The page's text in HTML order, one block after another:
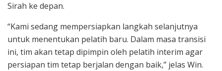
Sirah ke depan.
“Kami sedang mempersiapkan langkah selanjutnya
untuk menentukan pelatih baru. Dalam masa transisi
ini, tim akan tetap dipimpin oleh pelatih interim agar
persiapan tim tetap berjalan dengan baik,” jelas Win.